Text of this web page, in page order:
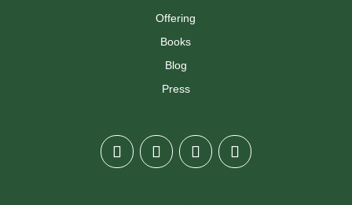
Offering
Books
Blog
Press